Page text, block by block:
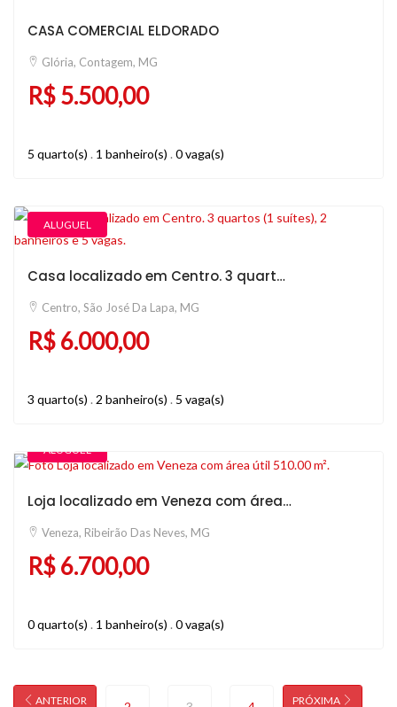
CASA COMERCIAL ELDORADO
Glória, Contagem, MG
R$ 5.500,00
5 quarto(s) . 1 banheiro(s) .0 vaga(s)
ALUGUEL
Casa localizado em Centro. 3 quartos (1 suítes), 2 banheiros e 5 vagas.
Centro, São José Da Lapa, MG
R$ 6.000,00
3 quarto(s) .2 banheiro(s) . 5 vaga(s)
ALUGUEL
Loja localizado em Veneza com área útil 510.00 m².
Veneza, Ribeirão Das Neves, MG
R$ 6.700,00
0 quarto(s) . 1 banheiro(s) . 0 vaga(s)
ANTERIOR PRÓXIMA